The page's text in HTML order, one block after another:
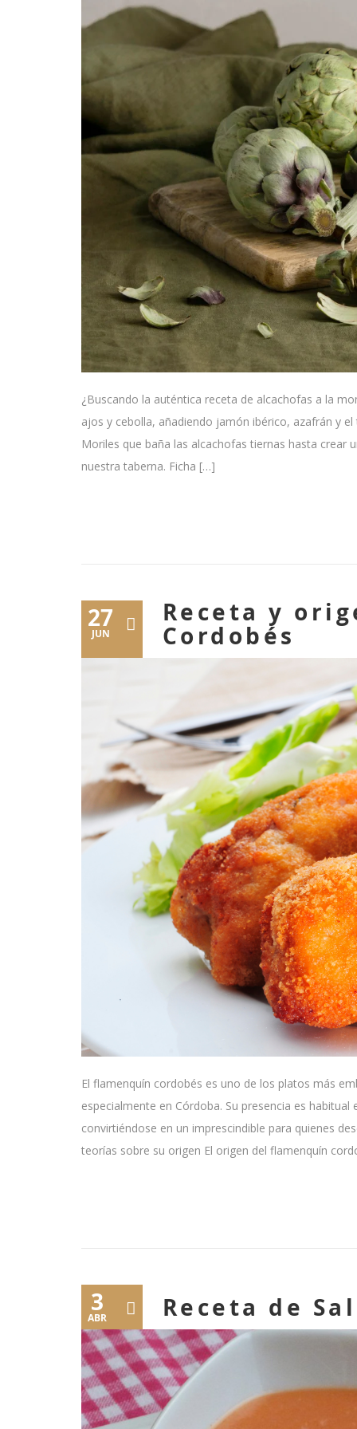
¿Buscando la auténtica receta de alcachofas a la
ajos y cebolla, añadiendo jamón ibérico, azafrán y
Moriles que baña las alcachofas tiernas hasta crear
nuestra taberna. Ficha […]
27
JUN
Receta y
Cordobés
El flamenquín cordobés es uno de los platos más
especialmente en Córdoba. Su presencia es
convirtiéndose en un imprescindible para quienes
teorías sobre su origen El origen del flamenquín
3
ABR Receta de